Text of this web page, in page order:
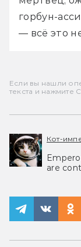
горбун-
— всё это
Если вы нашли
текста и нажмите
Кот-
are